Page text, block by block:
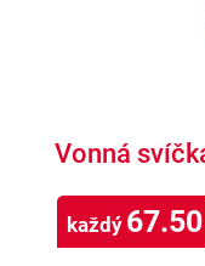
Vonná
každý 67.50